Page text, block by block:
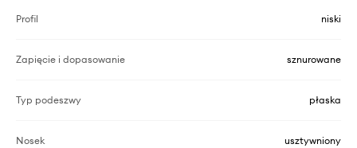
Profil niski
Zapięcie i dopasowanie sznurowane
Typ podeszwy płaska
Nosek usztywniony